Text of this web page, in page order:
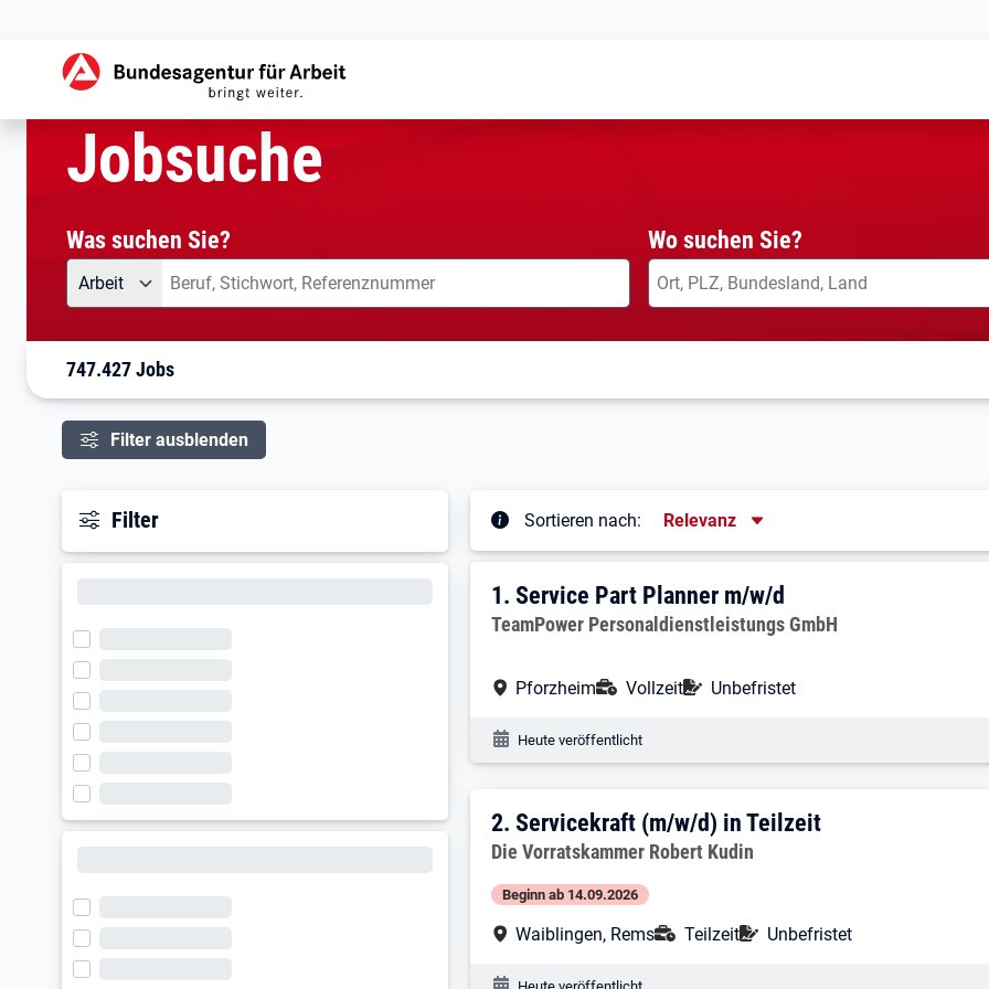
Startseite
Jobsuche
Was suchen Sie?
Angebotsart
Arbeit Was suchen Sie?
Wo suchen Sie?
747.427 Jobs
Filter ausblenden
Filter Sortieren nach: Sortierung
Relevanz
Ergebnisliste
1. Ergebnis: Service Part Planner m/w/d
1.Service Part Planner m/w/d
Arbeitgeber:
TeamPower Personaldienstleistungs GmbH
Arbeitsort:
Pforzheim Anstellungsart:
Vollzeit Befristung:
Unbefristet
Veröffentlichungsdatum:
Heute veröffentlicht
2. Ergebnis: Servicekraft (m/w/d) in
2.Servicekraft (m/w/d) in Teilzeit
Arbeitgeber:
Die Vorratskammer Robert Kudin
Beginn ab 14.09.2026
Arbeitsort:
Waiblingen, Rems Anstellungsart:
Teilzeit Befristung:
Unbefristet
Veröffentlichungsdatum: